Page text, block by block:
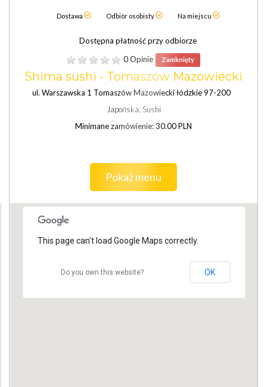
Dostawa Odbiór osobisty Na miejscu
Dostępna płatność przy odbiorze
0 Opinie
Zamknięty
Shima sushi - Tomaszów Mazowiecki
ul. Warszawska 1 Tomaszów Mazowiecki łódzkie 97-200
Japońska, Sushi
Minimane zamówienie: 30.00 PLN
Pokaż menu
This page can't load Google Maps correctly.
Do you own this website? OK